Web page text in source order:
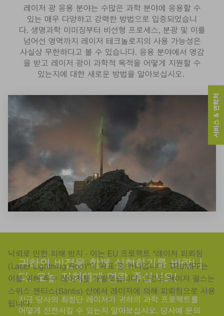
레이저 광 응용 분야는 수많은 과학 분야에 응용할 수
있는 매우 다양하고 강력한 방법으로 입증되었습니
다. 생명과학 이미징부터 비선형 프로세스, 분광 및 이를
넘어선 영역까지 레이저 테크놀로지의 사용 가능성은
사실상 무한하다고 볼 수 있습니다. 응용 분야에서 영감
을 받고 레이저 광이 과학적 목적을 어떻게 지원할 수
있는지에 대한 새로운 방법을 알아보십시오.
낙뢰로 인한 피해 방지 - 이는 EU 프로젝트 "레이저 피뢰침
(Laser Lightning Rod)"의 목표 중 하나입니다. TRUMPF는
이를 위해 특수 레이저를 개발했습니다. 고강도 레이저 펄스는
스위스 젠티스(Säntis) 산에서 레이저에 의해 피뢰침으로 사용
됩니다.
귀하의 비전을 함께 실현하기를 바랍니
다. 오늘 저희에게 연락 주십시오!
지금 당사의 최첨단 레이저가 귀하의 과학 프로젝트를
어떻게 진전시킬 수 있는지 알아보십시오. 당사에 문의
서비스 & 연락처